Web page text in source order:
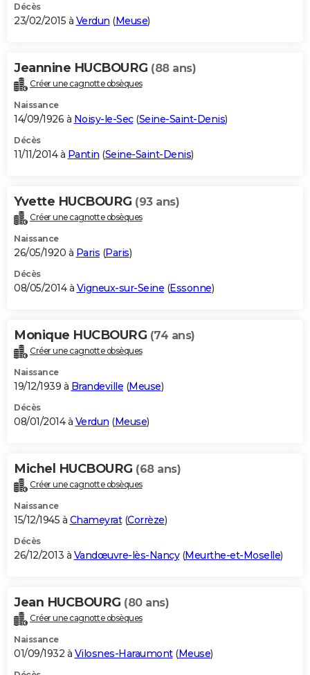
Décès
23/02/2015 à Verdun (Meuse)
Jeannine HUCBOURG (88 ans)
Créer une cagnotte obsèques
Naissance
14/09/1926 à Noisy-le-Sec(Seine-Saint-Denis)
Décès
11/11/2014 à Pantin (Seine-Saint-Denis)
Yvette HUCBOURG (93 ans)
Créer une cagnotte obsèques
Naissance
26/05/1920 à Paris (Paris)
Décès
08/05/2014 à Vigneux-sur-Seine (Essonne)
Monique HUCBOURG (74 ans)
Créer une cagnotte obsèques
Naissance
19/12/1939 à Brandeville (Meuse)
Décès
08/01/2014 à Verdun (Meuse)
Michel HUCBOURG (68 ans)
Créer une cagnotte obsèques
Naissance
15/12/1945 à Chameyrat(Corrèze)
Décès
26/12/2013 à Vandœuvre-lès-Nancy(Meurthe-et-Moselle)
Jean HUCBOURG (80 ans)
Créer une cagnotte obsèques
Naissance
01/09/1932 à Vilosnes-Haraumont(Meuse)